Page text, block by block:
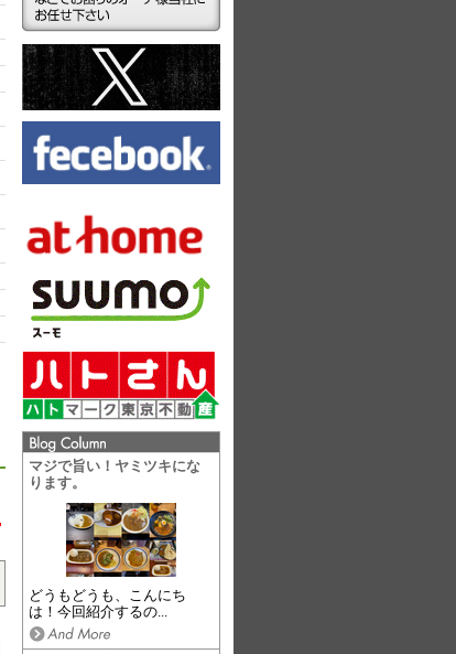
マジで旨い！ヤミツキにな
ります。
どうもどうも、こんにち
は！今回紹介するの...